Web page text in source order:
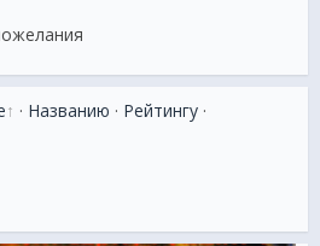
· Названию · Рейтингу ·